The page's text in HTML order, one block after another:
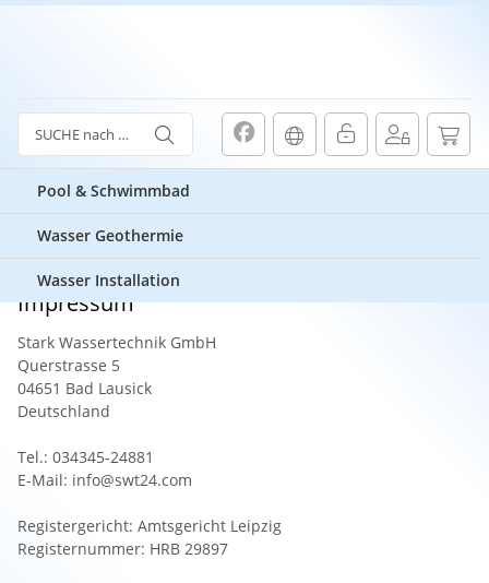
Pool & Schwimmbad
Wasser Geothermie
Wasser Installation
Impressum
Stark Wassertechnik GmbH
Querstrasse 5
04651 Bad Lausick
Deutschland
Tel.: 034345-24881
E-Mail: info@swt24.com
Registergericht: Amtsgericht Leipzig
Registernummer: HRB 29897